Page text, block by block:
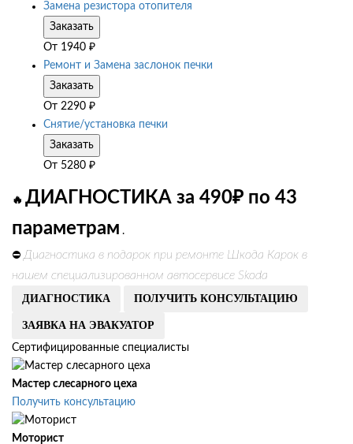
Замена резистора отопителя
Заказать
От 1940 ₽
Ремонт и Замена заслонок печки
Заказать
От 2290 ₽
Снятие/установка печки
Заказать
От 5280 ₽
🔥 ДИАГНОСТИКА за 490₽ по 43
параметрам .
⛔ Диагностика в подарок при ремонте Шкода Карок в
нашем специализированном автосервисе Skoda
ДИАГНОСТИКА ПОЛУЧИТЬ КОНСУЛЬТАЦИЮ
ЗАЯВКА НА ЭВАКУАТОР
Сертифицированные специалисты
Мастер слесарного цеха
Получить консультацию
Моторист